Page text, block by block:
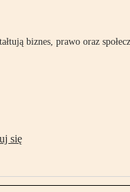
biznes, prawo oraz
się